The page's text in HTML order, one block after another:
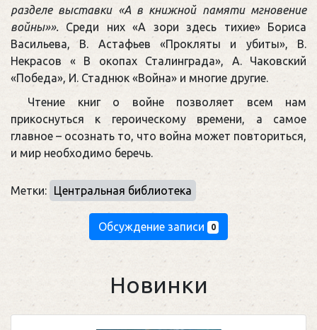
разделе выставки «А в книжной памяти мгновение
войны»». Среди них «А зори здесь тихие» Бориса
Васильева, В. Астафьев «Прокляты и убиты», В.
Некрасов « В окопах Сталинграда», А. Чаковский
«Победа», И. Стаднюк «Война» и многие другие.
Чтение книг о войне позволяет всем нам
прикоснуться к героическому времени, а самое
главное – осознать то, что война может повториться,
и мир необходимо беречь.
Метки: Центральная библиотека
Обсуждение записи 0
Новинки